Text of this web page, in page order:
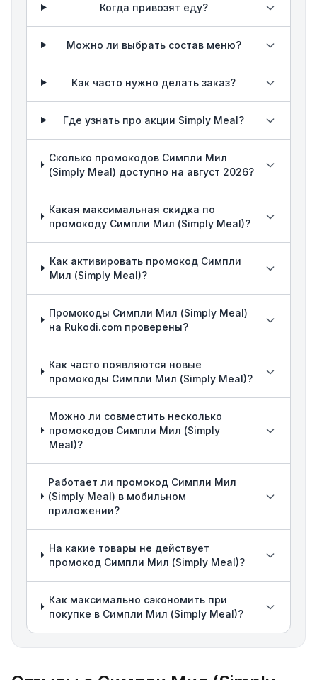
Когда привозят еду?
Можно ли выбрать состав меню?
Как часто нужно делать заказ?
Где узнать про акции Simply Meal?
Сколько промокодов Симпли Мил
(Simply Meal) доступно на август 2026?
Какая максимальная скидка по
промокоду Симпли Мил (Simply Meal)?
Как активировать промокод Симпли
Мил (Simply Meal)?
Промокоды Симпли Мил (Simply Meal)
на Rukodi.com проверены?
Как часто появляются новые
промокоды Симпли Мил (Simply Meal)?
Можно ли совместить несколько
промокодов Симпли Мил (Simply
Meal)?
Работает ли промокод Симпли Мил
(Simply Meal) в мобильном
приложении?
На какие товары не действует
промокод Симпли Мил (Simply Meal)?
Как максимально сэкономить при
покупке в Симпли Мил (Simply Meal)?